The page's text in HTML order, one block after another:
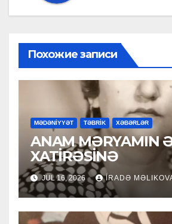
Похожие записи
MƏDƏNİYYƏT TƏBRİK XƏBƏRLƏR
ANAM MƏRYAMIN
XATİRƏSİNƏ
JUL 16, 2026 İRADƏ